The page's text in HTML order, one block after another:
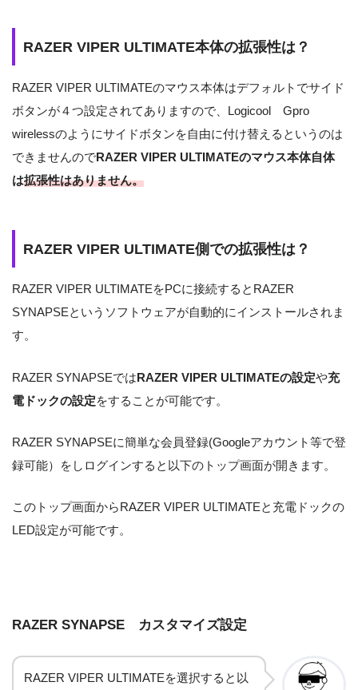
RAZER VIPER ULTIMATE本体の拡張性は？
RAZER VIPER ULTIMATEのマウス本体はデフォルトでサイド
ボタンが４つ設定されてありますので、Logicool Gpro
wirelessのようにサイドボタンを自由に付け替えるというのは
できませんのでRAZER VIPER ULTIMATEのマウス本体自体
は拡張性はありません。
RAZER VIPER ULTIMATE側での拡張性は？
RAZER VIPER ULTIMATEをPCに接続するとRAZER
SYNAPSEというソフトウェアが自動的にインストールされま
す。
RAZER SYNAPSEではRAZER VIPER ULTIMATEの設定や充
電ドックの設定をすることが可能です。
RAZER SYNAPSEに簡単な会員登録(Googleアカウント等で登
録可能）をしログインすると以下のトップ画面が開きます。
このトップ画面からRAZER VIPER ULTIMATEと充電ドックの
LED設定が可能です。
RAZER SYNAPSE カスタマイズ設定
RAZER VIPER ULTIMATEを選択すると以